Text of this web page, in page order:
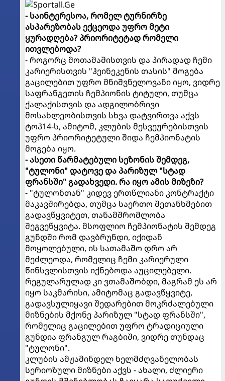
- საინტერესოა, რომელ ტურნირზე
ასპარეზობას ექცეოდა უფრო მეტი
ყურადღება? პრიორიტეტად რომელი
ითვლებოდა?
- როგორც მოთამაშისთვის და პირადად ჩემი
კარიერისთვის "ჰეინეკენის თასის" მოგება
გაცილებით უფრო მნიშვნელოვანი იყო, ვიდრე
საფრანგეთის ჩემპიონის ტიტული, თუმცა
ქალაქისთვის და ადგილობრივი
მოსახლეობისთვის სხვა დატვირთვა აქვს
ტოპ14-ს, ამიტომ, კლუბის მესვეურებისთვის
უფრო პრიორიტეტული შიდა ჩემპიონატის
მოგება იყო.
- ასეთი წარმატებული სეზონის შემდეგ,
"ტულონი" დატოვე და პარიზულ "სტად
ფრანსში" გადახვედი. რა იყო ამის მიზეზი?
- "ტულონთან" კიდევ ერთწლიანი კონტრაქტი
მაკავშირებდა, თუმცა საერთო შეთანხმებით
გადავწყვიტეთ, თანამშრომლობა
შეგვეწყვიტა. მსოფლიო ჩემპიონატის შემდეგ
გუნდში რომ დავბრუნდი, იქიდან
მოყოლებული, ის სათამაშო დრო არ
მეძლეოდა, რომელიც ჩემი კარიერული
წინსვლისთვის იქნებოდა აუცილებელი.
რეგულარულად კი ვთამაშობდი, მაგრამ ეს არ
იყო საკმარისი, ამიტომაც გადავწყვიტე,
გადავსულიყავი შედარებით მოკრძალებული
მიზნების მქონე პარიზულ "სტად ფრანსში",
რომელიც გაცილებით უფრო ტრადიციული
გუნდია ფრანგულ რაგბიში, ვიდრე თუნდაც
"ტულონი".
კლუბის ამჟამინდელ ხელმძღვანელობას
სერიოზული მიზნები აქვს - ახალი, ძლიერი